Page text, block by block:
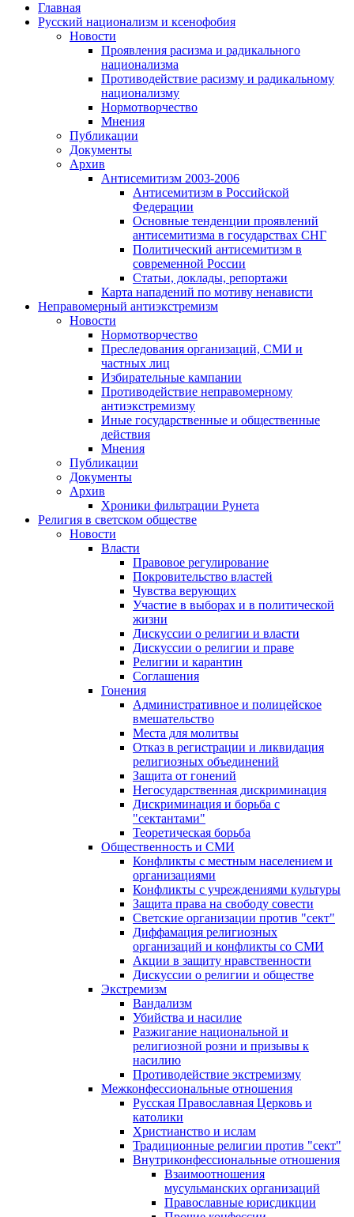
Главная
Русский национализм и ксенофобия
Новости
Проявления расизма и радикального
национализма
Противодействие расизму и радикальному
национализму
Нормотворчество
Мнения
Публикации
Документы
Архив
Антисемитизм 2003-2006
Антисемитизм в Российской
Федерации
Основные тенденции проявлений
антисемитизма в государствах СНГ
Политический антисемитизм в
современной России
Статьи, доклады, репортажи
Карта нападений по мотиву ненависти
Неправомерный антиэкстремизм
Новости
Нормотворчество
Преследования организаций, СМИ и
частных лиц
Избирательные кампании
Противодействие неправомерному
антиэкстремизму
Иные государственные и общественные
действия
Мнения
Публикации
Документы
Архив
Хроники фильтрации Рунета
Религия в светском обществе
Новости
Власти
Правовое регулирование
Покровительство властей
Чувства верующих
Участие в выборах и в политической
жизни
Дискуссии о религии и власти
Дискуссии о религии и праве
Религии и карантин
Соглашения
Гонения
Административное и полицейское
вмешательство
Места для молитвы
Отказ в регистрации и ликвидация
религиозных объединений
Защита от гонений
Негосударственная дискриминация
Дискриминация и борьба с
"сектантами"
Теоретическая борьба
Общественность и СМИ
Конфликты с местным населением и
организациями
Конфликты с учреждениями культуры
Защита права на свободу совести
Светские организации против "сект"
Диффамация религиозных
организаций и конфликты со СМИ
Акции в защиту нравственности
Дискуссии о религии и обществе
Экстремизм
Вандализм
Убийства и насилие
Разжигание национальной и
религиозной розни и призывы к
насилию
Противодействие экстремизму
Межконфессиональные отношения
Русская Православная Церковь и
католики
Христианство и ислам
Традиционные религии против "сект"
Внутриконфессиональные отношения
Взаимоотношения
мусульманских организаций
Православные юрисдикции